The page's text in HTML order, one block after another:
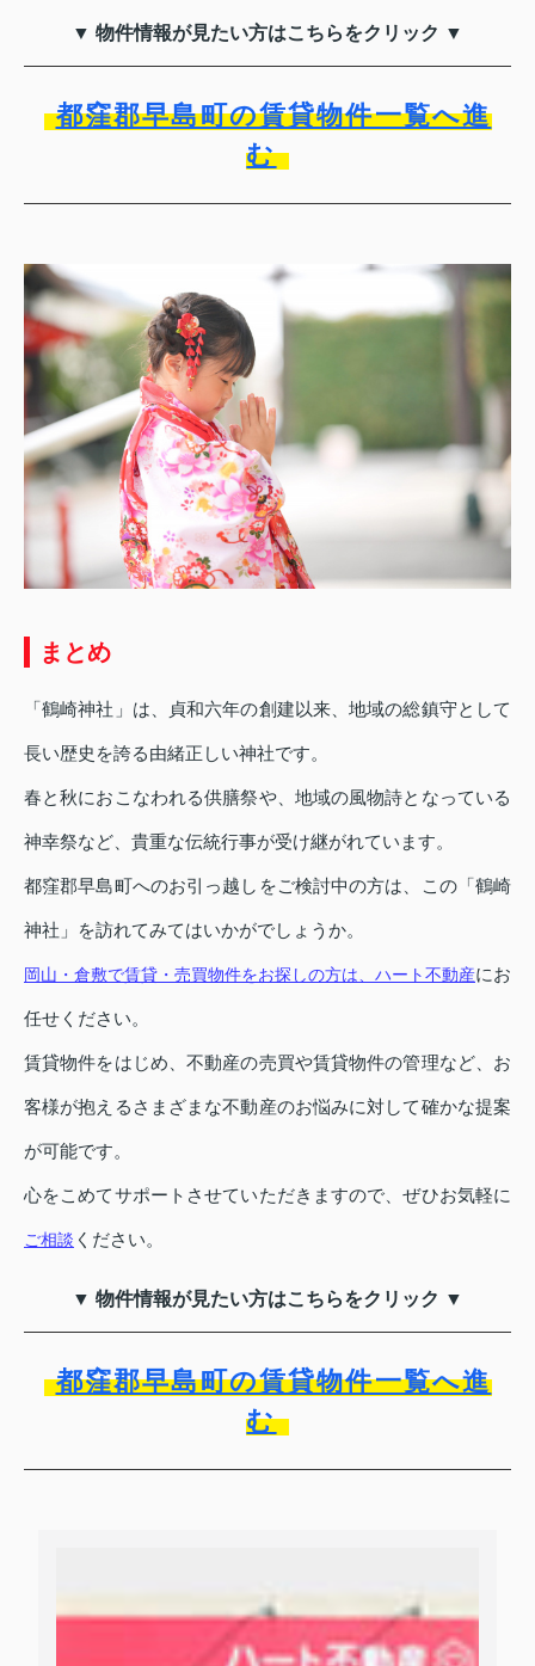
▼ 物件情報が見たい方はこちらをクリック ▼
都窪郡早島町の賃貸物件一覧へ進
む
まとめ
「鶴崎神社」は、貞和六年の創建以来、地域の総鎮守として
長い歴史を誇る由緒正しい神社です。
春と秋におこなわれる供膳祭や、地域の風物詩となっている
神幸祭など、貴重な伝統行事が受け継がれています。
都窪郡早島町へのお引っ越しをご検討中の方は、この「鶴崎
神社」を訪れてみてはいかがでしょうか。
岡山・倉敷で賃貸・売買物件をお探しの方は、ハート不動産にお
任せください。
賃貸物件をはじめ、不動産の売買や賃貸物件の管理など、お
客様が抱えるさまざまな不動産のお悩みに対して確かな提案
が可能です。
心をこめてサポートさせていただきますので、ぜひお気軽に
ご相談 ください。
▼ 物件情報が見たい方はこちらをクリック ▼
都窪郡早島町の賃貸物件一覧へ進
む